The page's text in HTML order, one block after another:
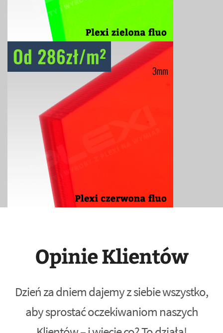
Opinie Klientów
Dzień za dniem dajemy z siebie wszystko,
aby sprostać oczekiwaniom naszych